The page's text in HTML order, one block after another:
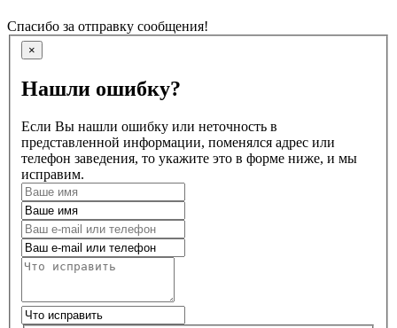
Спасибо за отправку сообщения!
×
Нашли ошибку?
Если Вы нашли ошибку или неточность в
представленной информации, поменялся адрес или
телефон заведения, то укажите это в форме ниже, и мы
исправим.